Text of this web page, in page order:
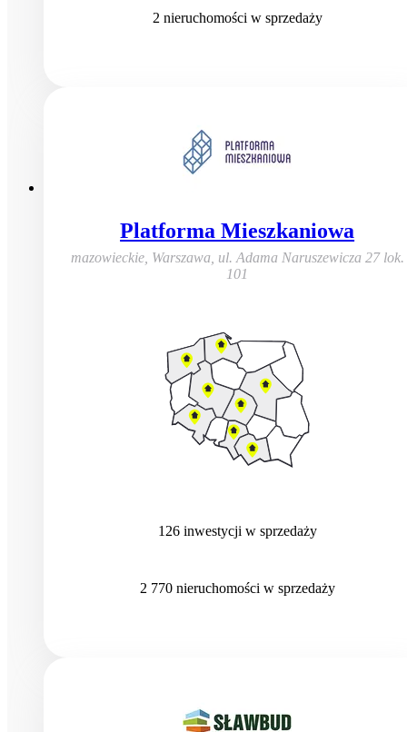
2 nieruchomości w sprzedaży
Platforma Mieszkaniowa
mazowieckie, Warszawa, ul. Adama Naruszewicza 27 lok.
101
126 inwestycji w sprzedaży
2 770 nieruchomości w sprzedaży